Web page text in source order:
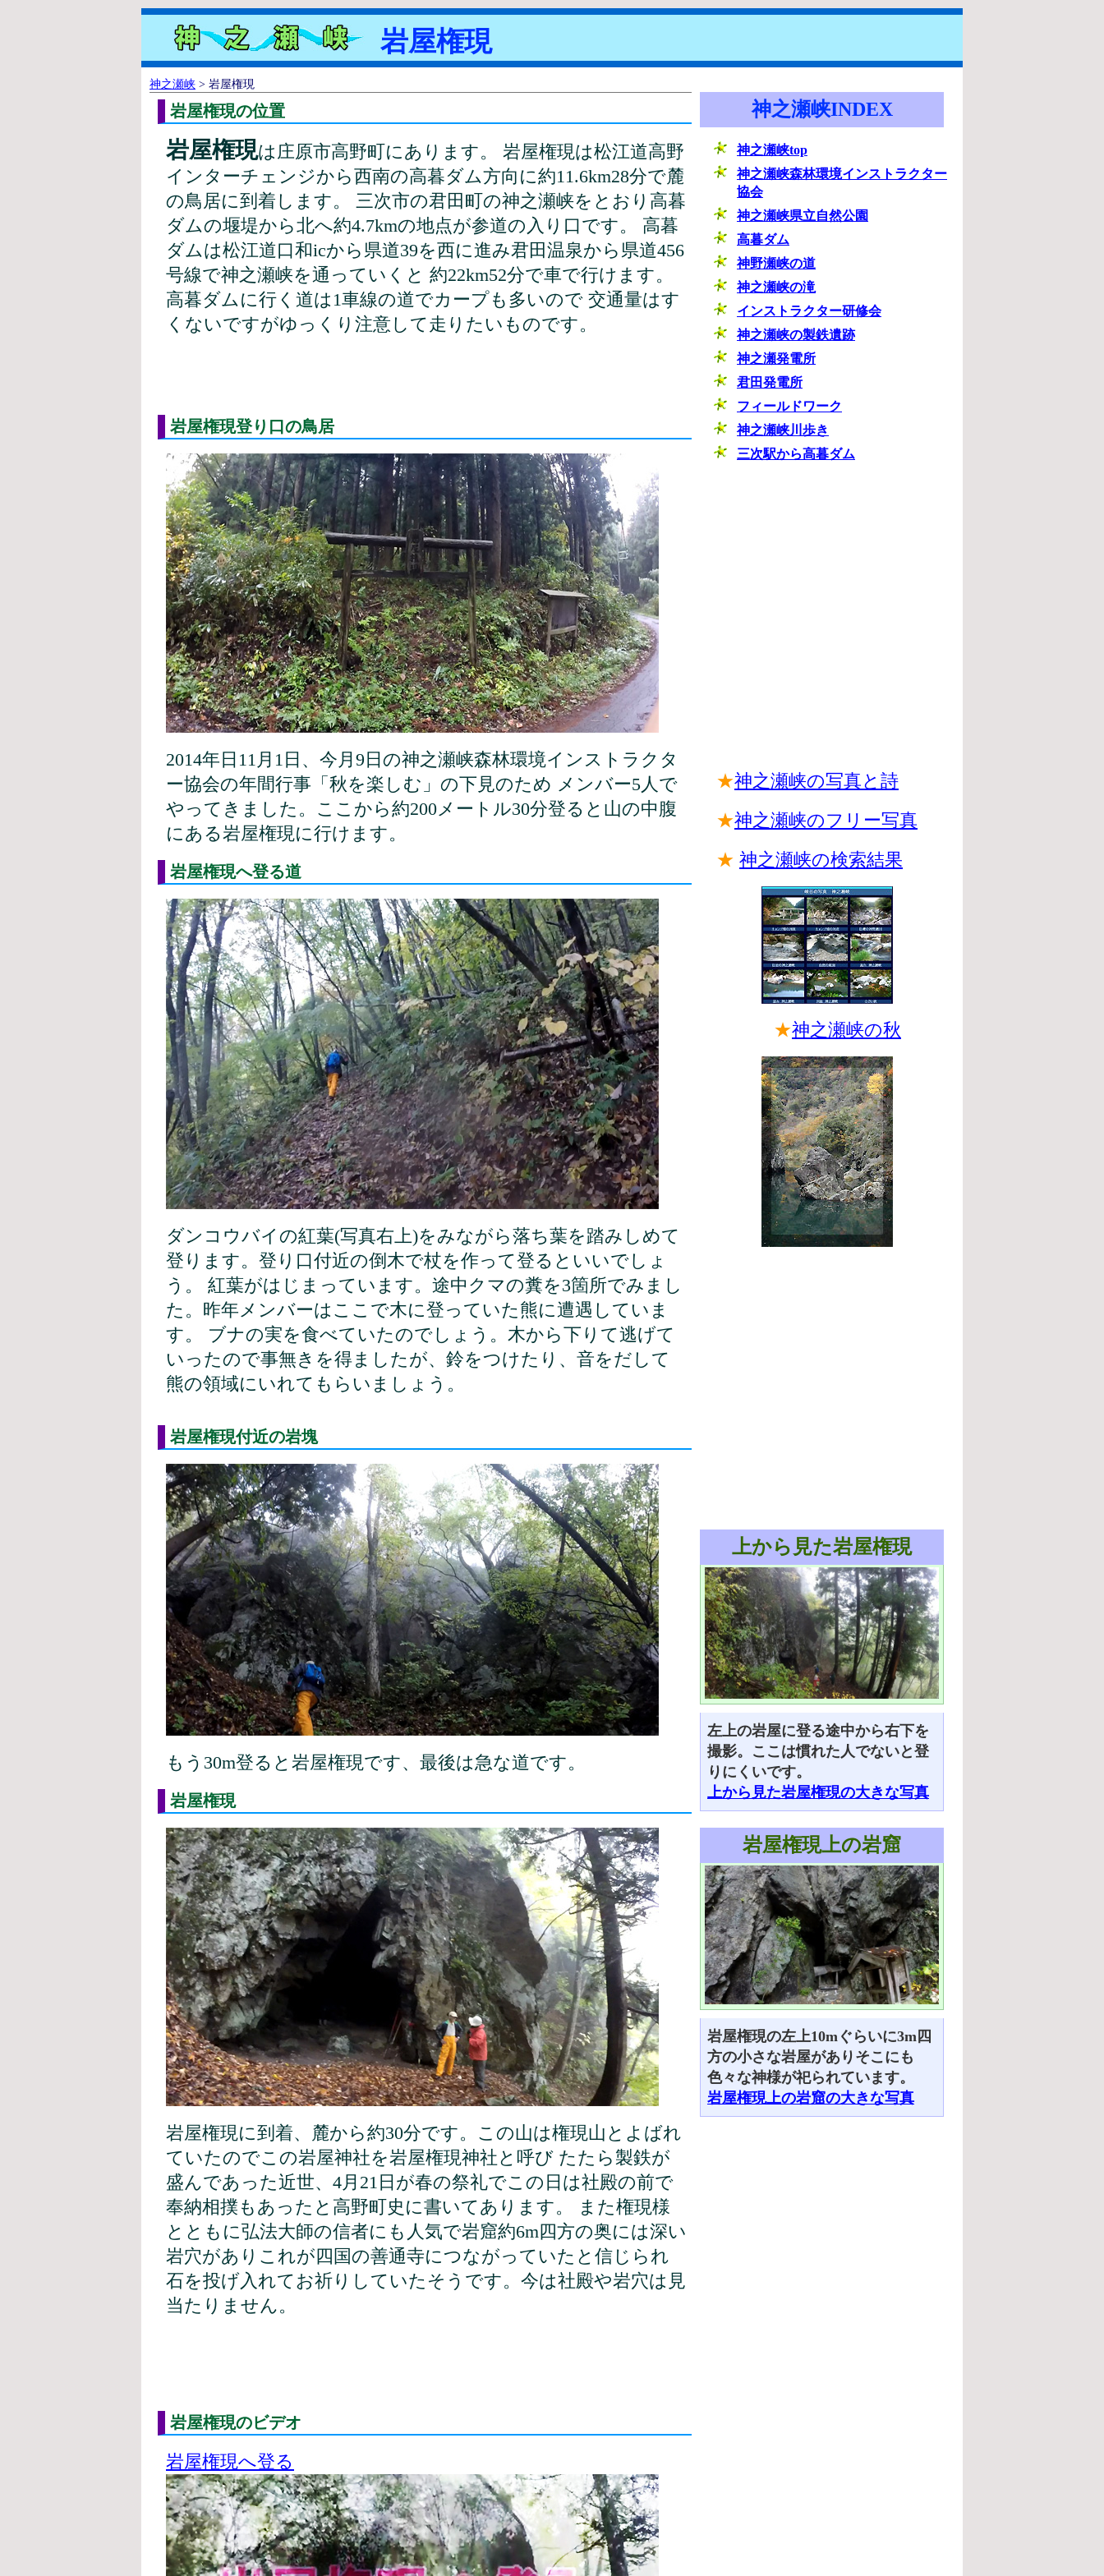
岩屋権現
神之瀬峡 > 岩屋権現
岩屋権現の位置
岩屋権現は庄原市高野町にあります。 岩屋権現は松江道高野
インターチェンジから西南の高暮ダム方向に約11.6km28分で麓
の鳥居に到着します。 三次市の君田町の神之瀬峡をとおり高暮
ダムの堰堤から北へ約4.7kmの地点が参道の入り口です。 高暮
ダムは松江道口和icから県道39を西に進み君田温泉から県道456
号線で神之瀬峡を通っていくと 約22km52分で車で行けます。
高暮ダムに行く道は1車線の道でカープも多いので 交通量はす
くないですがゆっくり注意して走りたいものです。
岩屋権現登り口の鳥居
2014年日11月1日、今月9日の神之瀬峡森林環境インストラクタ
ー協会の年間行事「秋を楽しむ」の下見のため メンバー5人で
やってきました。ここから約200メートル30分登ると山の中腹
にある岩屋権現に行けます。
岩屋権現へ登る道
ダンコウバイの紅葉(写真右上)をみながら落ち葉を踏みしめて
登ります。登り口付近の倒木で杖を作って登るといいでしょ
う。 紅葉がはじまっています。途中クマの糞を3箇所でみまし
た。昨年メンバーはここで木に登っていた熊に遭遇していま
す。 ブナの実を食べていたのでしょう。木から下りて逃げて
いったので事無きを得ましたが、鈴をつけたり、音をだして
熊の領域にいれてもらいましょう。
岩屋権現付近の岩塊
もう30m登ると岩屋権現です、最後は急な道です。
岩屋権現
岩屋権現に到着、麓から約30分です。この山は権現山とよばれ
ていたのでこの岩屋神社を岩屋権現神社と呼び たたら製鉄が
盛んであった近世、4月21日が春の祭礼でこの日は社殿の前で
奉納相撲もあったと高野町史に書いてあります。 また権現様
とともに弘法大師の信者にも人気で岩窟約6m四方の奥には深い
岩穴がありこれが四国の善通寺につながっていたと信じられ
石を投げ入れてお祈りしていたそうです。今は社殿や岩穴は見
当たりません。
岩屋権現のビデオ
岩屋権現へ登る
神之瀬峡INDEX
神之瀬峡top
神之瀬峡森林環境インストラクター
協会
神之瀬峡県立自然公園
高暮ダム
神野瀬峡の道
神之瀬峡の滝
インストラクター研修会
神之瀬峡の製鉄遺跡
神之瀬発電所
君田発電所
フィールドワーク
神之瀬峡川歩き
三次駅から高暮ダム
★神之瀬峡の写真と詩
★神之瀬峡のフリー写真
★ 神之瀬峡の検索結果
★神之瀬峡の秋
上から見た岩屋権現
左上の岩屋に登る途中から右下を
撮影。ここは慣れた人でないと登
りにくいです。
上から見た岩屋権現の大きな写真
岩屋権現上の岩窟
岩屋権現の左上10mぐらいに3m四
方の小さな岩屋がありそこにも
色々な神様が祀られています。
岩屋権現上の岩窟の大きな写真